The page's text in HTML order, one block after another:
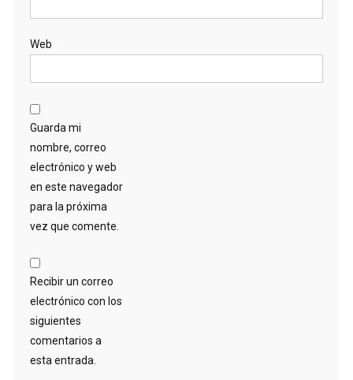
Web
Guarda mi
nombre, correo
electrónico y web
en este navegador
para la próxima
vez que comente.
Recibir un correo
electrónico con los
siguientes
comentarios a
esta entrada.